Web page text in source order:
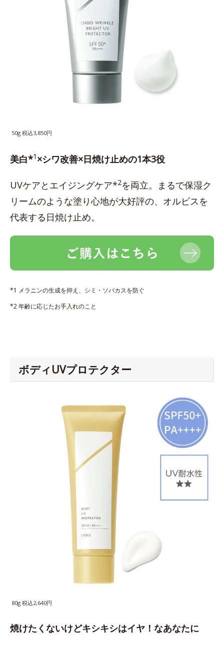
50g 税込3,850円
美白*1 ×シワ改善×日焼け止めの1本3役
UVケアとエイジングケア*2を両立。まるで保湿ク
リームのような塗り心地が大好評の、オルビスを
代表する日焼け止め。
*1 メラニンの生成を抑え、シミ・ソバカスを防ぐ
*2 年齢に応じたお手入れのこと
ボディUVプロテクター
80g 税込2,640円
焼けたくないけどキシキシはイヤ！なあなたに